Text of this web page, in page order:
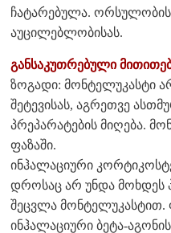
ჩატარებულა.
აუცილებლობისას.
განსაკუთრებული
ზოგადი: მონტელუკასტი
შეტევისას, აგრეთვე
პრეპარატების მიღება.
ფაზაში.
ინჰალაციური
დროსაც არ უნდა მოხდეს
შეცვლა მონტელუკასტით.
ინჰალაციური ბეტა-